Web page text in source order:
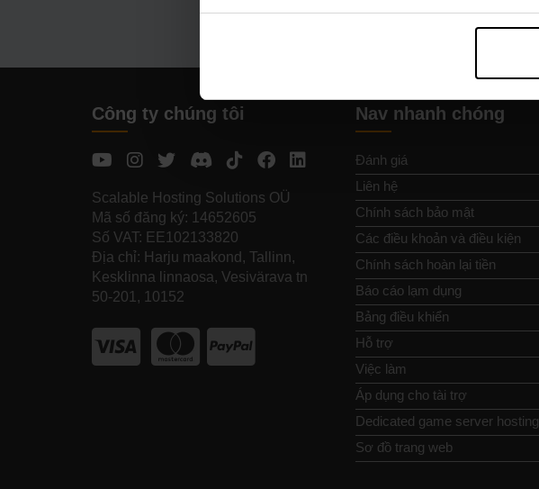
Công ty chúng tôi
Scalable Hosting Solutions OÜ
Mã số đăng ký: 14652605
Số VAT: EE102133820
Địa chỉ: Harju maakond, Tallinn,
Kesklinna linnaosa, Vesivärava tn
50-201, 10152
Nav nhanh chóng
Đánh giá
Liên hệ
Chính sách bảo mật
Các điều khoản và điều kiện
Chính sách hoàn lại tiền
Báo cáo lạm dụng
Bảng điều khiển
Hỗ trợ
Việc làm
Áp dụng cho tài trợ
Dedicated game server hosting
Sơ đồ trang web